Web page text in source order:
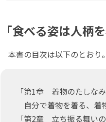
「食べる姿は人柄を
本書の目次は以下のとおり。
「第1章 着物のたしなみ
自分で着物を着る、
「第2章 立ち振る舞いの